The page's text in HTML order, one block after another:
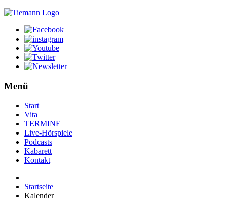
Menü
Start
Vita
TERMINE
Live-Hörspiele
Podcasts
Kabarett
Kontakt
Startseite
Kalender